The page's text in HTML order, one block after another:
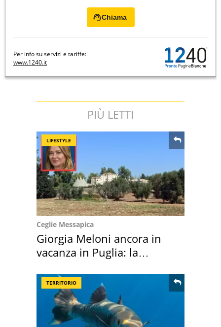
Chiama
Per info su servizi e tariffe:
www.1240.it
PIÙ LETTI
LIFESTYLE
Ceglie Messapica
Giorgia Meloni ancora in
vacanza in Puglia: la
TERRITORIO